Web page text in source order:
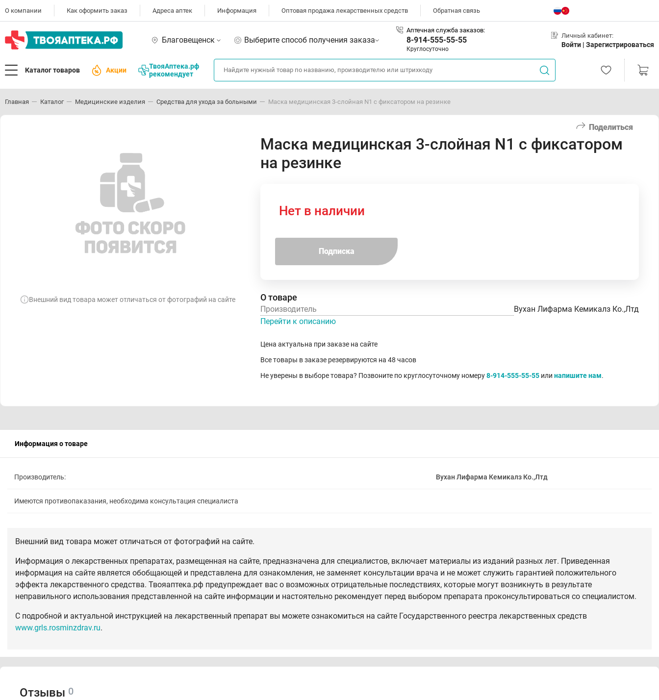
О компании Как оформить заказ Адреса аптек Информация Оптовая продажа лекарственных средств Обратная связь
Благовещенск Выберите способ получения заказа
Аптечная служба заказов:
8-914-555-55-55
Круглосуточно
Личный кабинет:
Войти | Зарегистрироваться
Каталог товаров Акции
ТвояАптека.рф
рекомендует
Главная Каталог Медицинские изделия Средства для ухода за больными Маска медицинская 3-слойная N1 с фиксатором на резинке
Поделиться
Внешний вид товара может отличаться от фотографий на сайте
Маска медицинская 3-слойная N1 с фиксатором
на резинке
Нет в наличии
Подписка
О товаре
Производитель
Вухан Лифарма Кемикалз Ко.,Лтд
Перейти к описанию
Цена актуальна при заказе на сайте
Все товары в заказе резервируются на 48 часов
Не уверены в выборе товара? Позвоните по круглосуточному номеру8-914-555-55-55 или напишите нам.
Информация о товаре
Производитель: Вухан Лифарма Кемикалз Ко.,Лтд
Имеются противопаказания, необходима консультация специалиста
Внешний вид товара может отличаться от фотографий на сайте.
Информация о лекарственных препаратах, размещенная на сайте, предназначена для специалистов, включает материалы из изданий разных лет. Приведенная
информация на сайте является обобщающей и представлена для ознакомления, не заменяет консультации врача и не может служить гарантией положительного
эффекта лекарственного средства. Твояаптека.рф предупреждает вас о возможных отрицательные последствиях, которые могут возникнуть в результате
неправильного использования представленной на сайте информации и настоятельно рекомендует перед выбором препарата проконсультироваться со специалистом.
С подробной и актуальной инструкцией на лекарственный препарат вы можете ознакомиться на сайте Государственного реестра лекарственных средств
www.grls.rosminzdrav.ru.
Отзывы 0